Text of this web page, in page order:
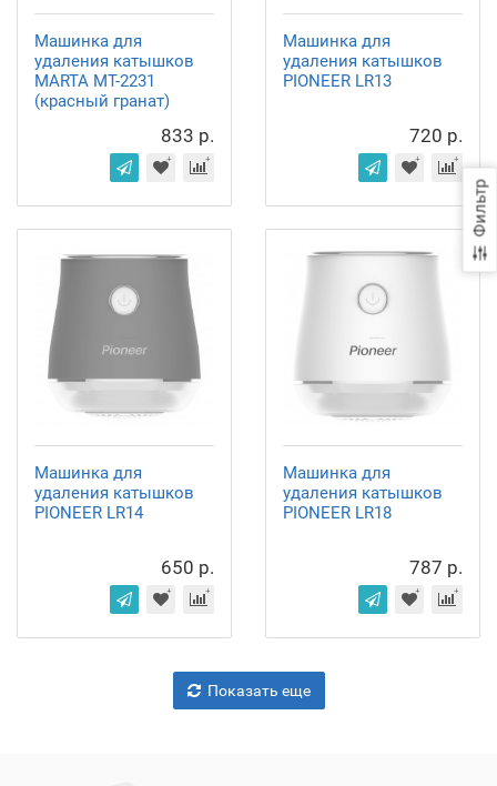
Фильтр
Машинка для
удаления катышков
MARTA MT-2231
(красный гранат)
833 р.
Машинка для
удаления катышков
PIONEER LR13
720 р.
Машинка для
удаления катышков
PIONEER LR14
650 р.
Машинка для
удаления катышков
PIONEER LR18
787 р.
Показать еще